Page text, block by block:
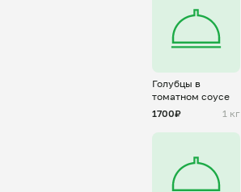
Голубцы в
томатном соусе
1700₽
1 кг